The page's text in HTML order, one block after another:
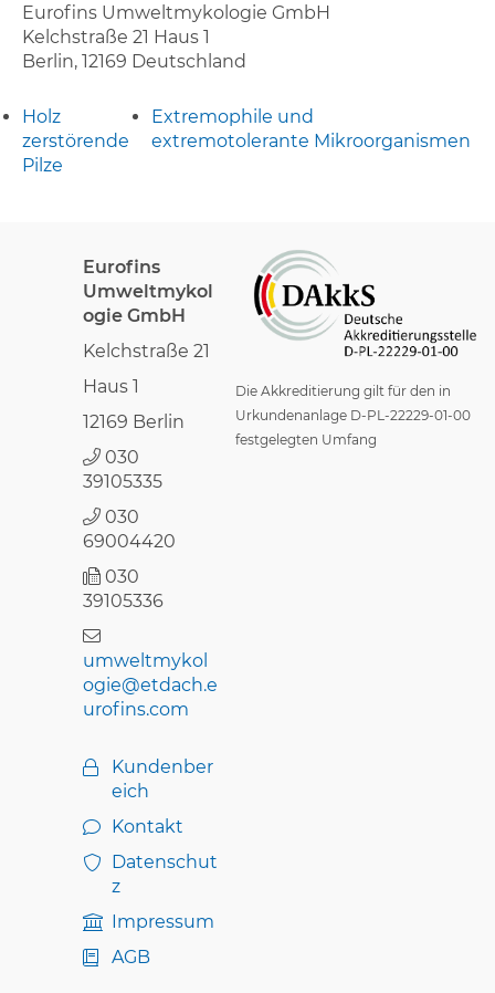
Eurofins Umweltmykologie GmbH
Kelchstraße 21 Haus 1
Berlin, 12169 Deutschland
Holz
zerstörende
Pilze
Extremophile und
extremotolerante Mikroorganismen
Die Akkreditierung gilt für den in
Urkundenanlage D-PL-22229-01-00
festgelegten Umfang
Eurofins
Umweltmykol
ogie GmbH
Kelchstraße 21
Haus 1
12169 Berlin
030
39105335
030
69004420
030
39105336
umweltmykol
ogie@etdach.e
urofins.com
Kundenber
eich
Kontakt
Datenschut
z
Impressum
AGB